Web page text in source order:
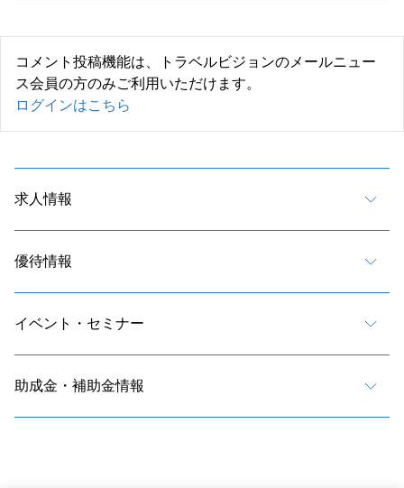
コメント投稿機能は、トラベルビジョンのメールニュー
ス会員の方のみご利用いただけます。
ログインはこちら
求人情報
優待情報
イベント・セミナー
助成金・補助金情報